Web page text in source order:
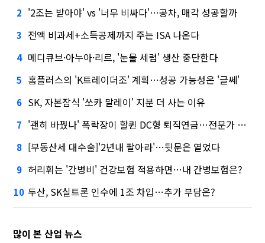
2 '2조는 받아야' vs '너무 비싸다'…공차, 매각 성공할까
3 전액 비과세+소득공제까지 주는 ISA 나온다
4 메디큐브·아누아·리르, '눈물 세럼' 생산 중단한다
5 홈플러스의 'K트레이더조' 계획…성공 가능성은 '글쎄'
6 SK, 자본잠식 '쏘카 말레이' 지분 더 사는 이유
7 '괜히 바꿨나' 폭락장이 할퀸 DC형 퇴직연금…전문가 조언은
8 [부동산세 대수술]'2년내 팔아라'…뒷문은 열었다
9 허리휘는 '간병비' 건강보험 적용하면…내 간병보험은?
10 두산, SK실트론 인수에 1조 차입…추가 부담은?
많이 본 산업 뉴스